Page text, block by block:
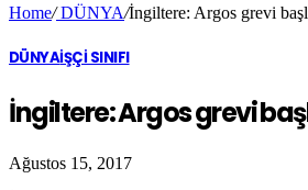
Home/DÜNYA/İngiltere: Argos grevi
DÜNYAİŞÇİ SINIFI
İngiltere: Argos grevi
Ağustos 15, 2017